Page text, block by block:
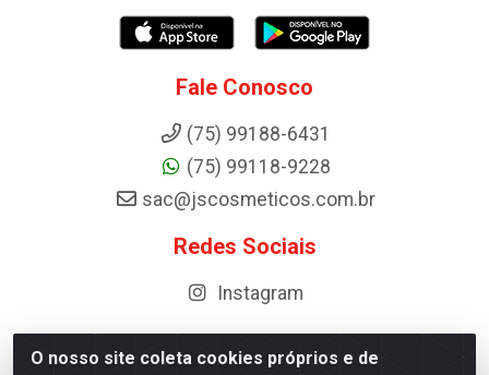
O nosso site coleta cookies próprios e de
Fale Conosco
(75) 99188-6431
(75) 99118-9228
sac@jscosmeticos.com.br
Redes Sociais
Instagram